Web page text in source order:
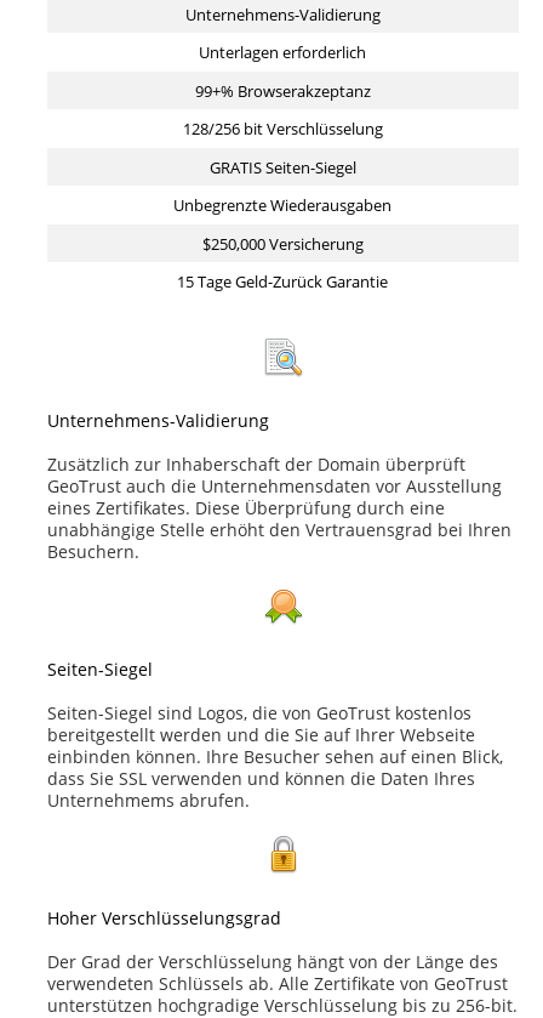
Unternehmens-Validierung
Unterlagen erforderlich
99+% Browserakzeptanz
128/256 bit Verschlüsselung
GRATIS Seiten-Siegel
Unbegrenzte Wiederausgaben
$250,000 Versicherung
15 Tage Geld-Zurück Garantie
Unternehmens-Validierung
Zusätzlich zur Inhaberschaft der Domain überprüft
GeoTrust auch die Unternehmensdaten vor Ausstellung
eines Zertifikates. Diese Überprüfung durch eine
unabhängige Stelle erhöht den Vertrauensgrad bei Ihren
Besuchern.
Seiten-Siegel
Seiten-Siegel sind Logos, die von GeoTrust kostenlos
bereitgestellt werden und die Sie auf Ihrer Webseite
einbinden können. Ihre Besucher sehen auf einen Blick,
dass Sie SSL verwenden und können die Daten Ihres
Unternehmems abrufen.
Hoher Verschlüsselungsgrad
Der Grad der Verschlüsselung hängt von der Länge des
verwendeten Schlüssels ab. Alle Zertifikate von GeoTrust
unterstützen hochgradige Verschlüsselung bis zu 256-bit.